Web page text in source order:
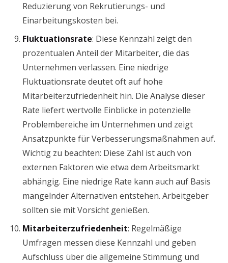
Reduzierung von Rekrutierungs- und
Einarbeitungskosten bei.
Fluktuationsrate: Diese Kennzahl zeigt den
prozentualen Anteil der Mitarbeiter, die das
Unternehmen verlassen. Eine niedrige
Fluktuationsrate deutet oft auf hohe
Mitarbeiterzufriedenheit hin. Die Analyse dieser
Rate liefert wertvolle Einblicke in potenzielle
Problembereiche im Unternehmen und zeigt
Ansatzpunkte für Verbesserungsmaßnahmen auf.
Wichtig zu beachten: Diese Zahl ist auch von
externen Faktoren wie etwa dem Arbeitsmarkt
abhängig. Eine niedrige Rate kann auch auf Basis
mangelnder Alternativen entstehen. Arbeitgeber
sollten sie mit Vorsicht genießen.
Mitarbeiterzufriedenheit: Regelmäßige
Umfragen messen diese Kennzahl und geben
Aufschluss über die allgemeine Stimmung und